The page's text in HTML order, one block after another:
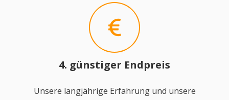
4. günstiger Endpreis
Unsere langjährige Erfahrung und unsere